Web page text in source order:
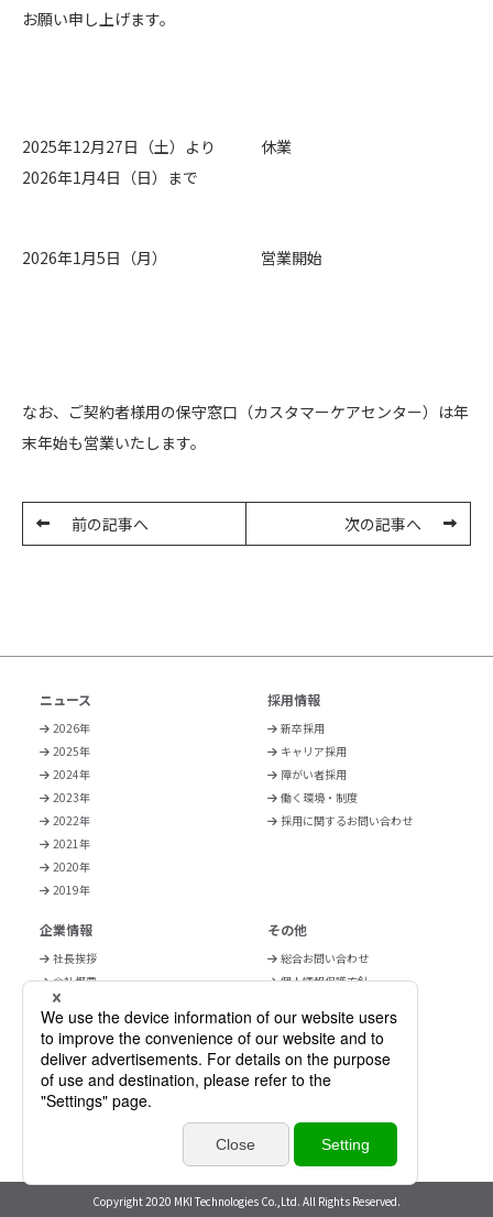
お願い申し上げます。
2025年12月27日（土）より
2026年1月4日（日）まで
休業
2026年1月5日（月） 営業開始
なお、ご契約者様用の保守窓口（カスタマーケアセンター）は年
末年始も営業いたします。
前の記事へ 次の記事へ
ニュース
2026年
2025年
2024年
2023年
2022年
2021年
2020年
2019年
採用情報
新卒採用
キャリア採用
障がい者採用
働く環境・制度
採用に関するお問い合わせ
企業情報
社長挨拶
会社概要
事業紹介
営業拠点・アクセスマップ
組織体制
三井情報グループの沿革
三井情報グループの特長
三井情報グループのサステナビリティ
その他
総合お問い合わせ
個人情報保護方針
サイトマップ
Copyright 2020 MKI Technologies Co.,Ltd. All Rights Reserved.